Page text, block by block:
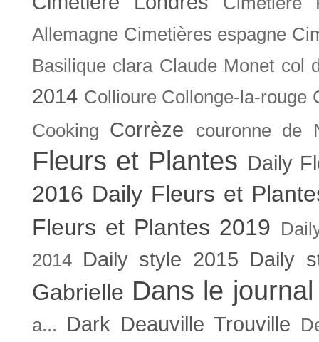
Allemagne Cimetières espagne
Basilique clara Claude Monet col
2014 Collioure Collonge-la-rouge
Cooking
Corrèze couronne de
Fleurs et Plantes Daily
2016 Daily Fleurs et
Fleurs et Plantes 2019
2014
Daily style 2015 Daily
Gabrielle Dans le journal
a... Dark Deauville Trouville